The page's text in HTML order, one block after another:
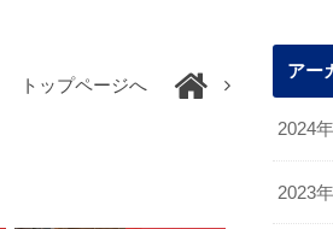
トップページへ
アー
2024
2023